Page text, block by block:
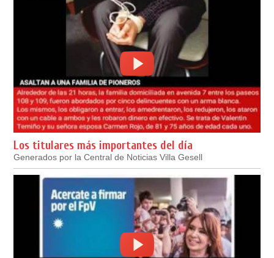
Los titulares más importantes del día
Generados por la Central de Noticias Villa Gesell